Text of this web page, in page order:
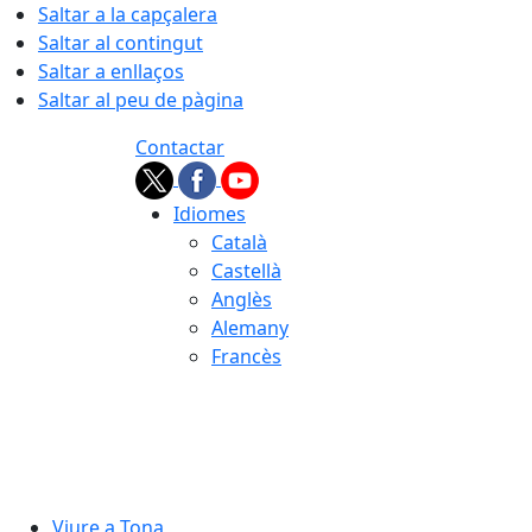
Saltar a la capçalera
Saltar al contingut
Saltar a enllaços
Saltar al peu de pàgina
Contactar
Idiomes
Català
Castellà
Anglès
Alemany
Francès